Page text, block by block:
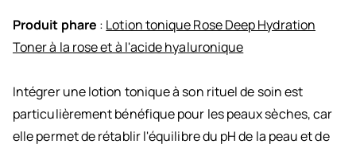
Produit phare : Lotion tonique Rose Deep Hydration
Toner à la rose et à l'acide hyaluronique
Intégrer une lotion tonique à son rituel de soin est
particulièrement bénéfique pour les peaux sèches, car
elle permet de rétablir l'équilibre du pH de la peau et de